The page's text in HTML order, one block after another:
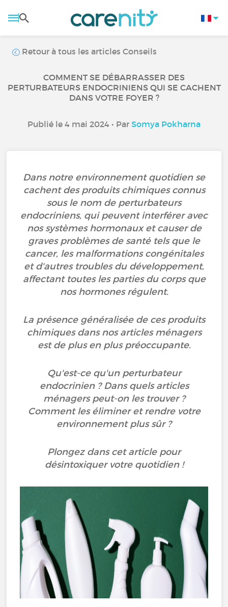
Retour à tous les articles Conseils
COMMENT SE DÉBARRASSER DES
PERTURBATEURS ENDOCRINIENS QUI SE CACHENT
DANS VOTRE FOYER ?
Publié le 4 mai 2024 • Par Somya Pokharna
Dans notre environnement quotidien se
cachent des produits chimiques connus
sous le nom de perturbateurs
endocriniens, qui peuvent interférer avec
nos systèmes hormonaux et causer de
graves problèmes de santé tels que le
cancer, les malformations congénitales
et d'autres troubles du développement,
affectant toutes les parties du corps que
nos hormones régulent.
La présence généralisée de ces produits
chimiques dans nos articles ménagers
est de plus en plus préoccupante.
Qu'est-ce qu'un perturbateur
endocrinien ? Dans quels articles
ménagers peut-on les trouver ?
Comment les éliminer et rendre votre
environnement plus sûr ?
Plongez dans cet article pour
désintoxiquer votre quotidien !